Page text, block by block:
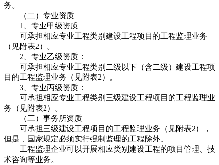
务。
（二）专业资质
1、专业甲级资质
可承担相应专业工程类别建设工程项目的工程监理业务
（见附表2）。
2、专业乙级资质：
可承担相应专业工程类别二级以下（含二级）建设工程项
目的工程监理业务（见附表2）。
3、专业丙级资质：
可承担相应专业工程类别三级建设工程项目的工程监理业
务（见附表2）。
（三）事务所资质
可承担三级建设工程项目的工程监理业务（见附表2），
但是，国家规定必须实行强制监理的工程除外。
工程监理企业可以开展相应类别建设工程的项目管理、技
术咨询等业务。